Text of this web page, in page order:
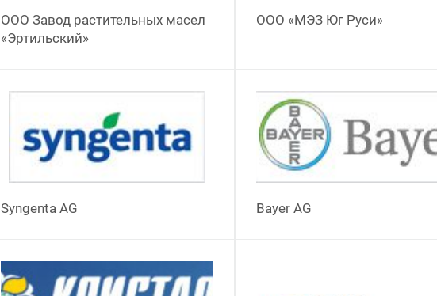
ООО Завод растительных масел
«Эртильский»
ООО «МЭЗ Юг Руси»
Syngenta AG Bayer AG